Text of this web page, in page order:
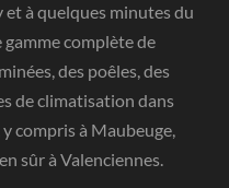
et à quelques minutes du
complète de
des poêles, des
de climatisation dans
compris à Maubeuge,
sûr à Valenciennes.